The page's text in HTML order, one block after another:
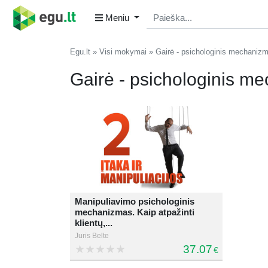
Meniu
Egu.lt Visi mokymai Gairė - psichologinis
Gairė - psichologinis
Manipuliavimo psichologinis
mechanizmas. Kaip atpažinti
klientų,...
Juris Belte
37.07€